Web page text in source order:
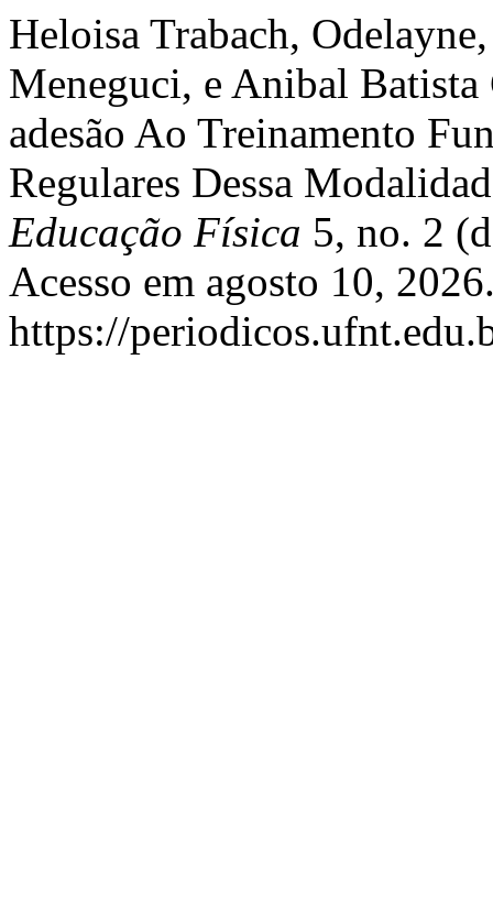
Heloisa Trabach,
Meneguci, e Anibal
adesão Ao Treinamento
Regulares Dessa
Educação Física 5, no. 2
Acesso em agosto 10,
https://